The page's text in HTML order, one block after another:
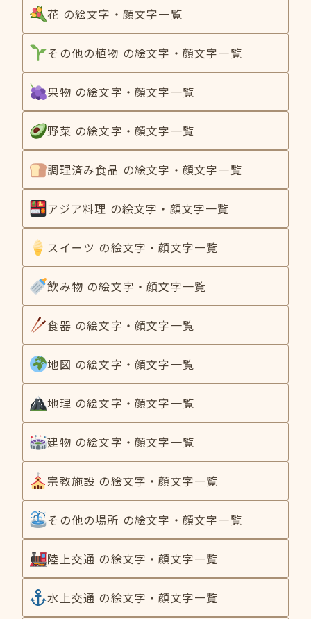
花 の絵文字・顔文字一覧
その他の植物 の絵文字・顔文字一覧
果物 の絵文字・顔文字一覧
野菜 の絵文字・顔文字一覧
調理済み食品 の絵文字・顔文字一覧
アジア料理 の絵文字・顔文字一覧
スイーツ の絵文字・顔文字一覧
飲み物 の絵文字・顔文字一覧
食器 の絵文字・顔文字一覧
地図 の絵文字・顔文字一覧
地理 の絵文字・顔文字一覧
建物 の絵文字・顔文字一覧
宗教施設 の絵文字・顔文字一覧
その他の場所 の絵文字・顔文字一覧
陸上交通 の絵文字・顔文字一覧
水上交通 の絵文字・顔文字一覧